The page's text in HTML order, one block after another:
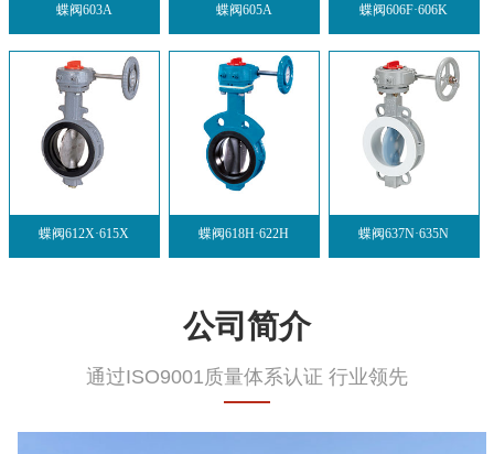
蝶阀603A 蝶阀605A 蝶阀606F·606K
蝶阀612X·615X 蝶阀618H·622H 蝶阀637N·635N
公司简介
通过ISO9001质量体系认证 行业领先